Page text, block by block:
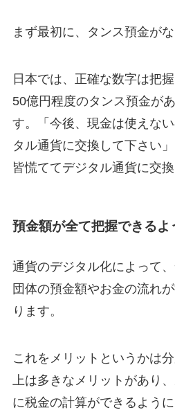
まず最初に、タンス預金がな
日本では、正確な数字は把
50億円程度のタンス預金が
す。「今後、現金は使えな
タル通貨に交換して下さい
皆慌ててデジタル通貨に交換
預金額が全て把握できるよ
通貨のデジタル化によって
団体の預金額やお金の流れ
ります。
これをメリットというかは
上は多きなメリットがあり
に税金の計算ができるように